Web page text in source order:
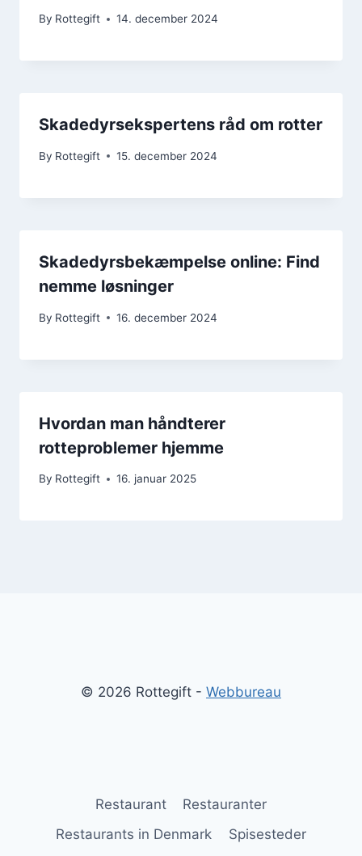
By Rottegift 14. december 2024
Skadedyrsekspertens råd om rotter
By Rottegift 15. december 2024
Skadedyrsbekæmpelse online: Find
nemme løsninger
By Rottegift 16. december 2024
Hvordan man håndterer
rotteproblemer hjemme
By Rottegift 16. januar 2025
© 2026 Rottegift - Webbureau
Restaurant
Restauranter
Restaurants in Denmark
Spisesteder